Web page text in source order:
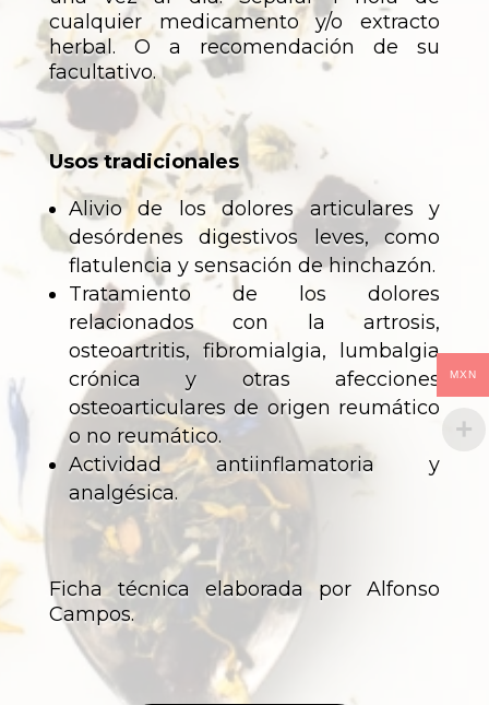
cualquier medicamento y/o extracto
herbal. O a recomendación de su
facultativo.
Usos tradicionales
Alivio de los dolores articulares y
desórdenes digestivos leves, como
flatulencia y sensación de hinchazón.
Tratamiento de los dolores
relacionados con la artrosis,
osteoartritis, fibromialgia, lumbalgia
crónica y otras afecciones
osteoarticulares de origen reumático
o no reumático.
Actividad antiinflamatoria y
analgésica.
Ficha técnica elaborada por Alfonso
Campos.
MXN